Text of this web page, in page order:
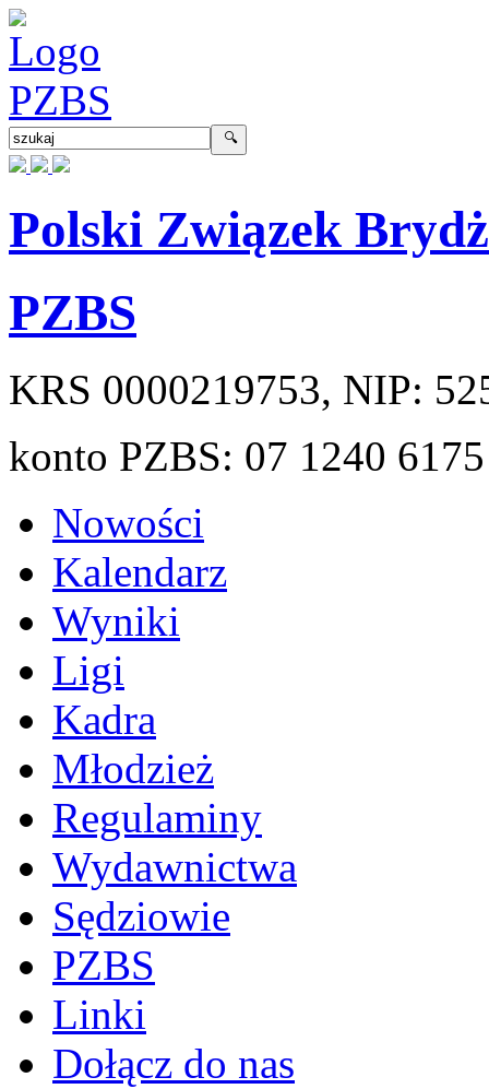
Polski Związek
PZBS
KRS 0000219753, NIP:
konto PZBS: 07 1240
Nowości
Kalendarz
Wyniki
Ligi
Kadra
Młodzież
Regulaminy
Wydawnictwa
Sędziowie
PZBS
Linki
Dołącz do nas